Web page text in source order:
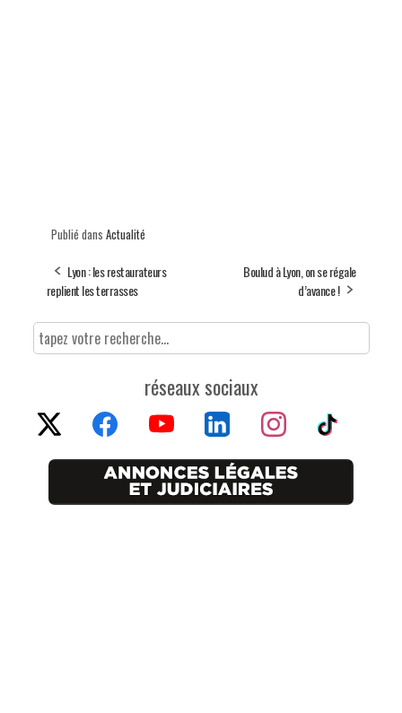
Publié dans Actualité
Lyon : les restaurateurs
replient les terrasses
Boulud à Lyon, on se régale
d’avance !
réseaux sociaux